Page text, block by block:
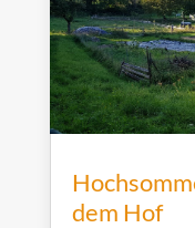
dem Hof